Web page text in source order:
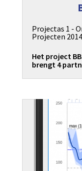
Projectas 1 -
Projecten
Het project
brengt 4